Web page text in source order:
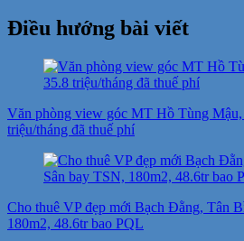
Điều hướng bài viết
Văn phòng view góc MT Hồ Tùng
triệu/tháng đã thuế phí
Cho thuê VP đẹp mới Bạch Đằng, Tân
180m2, 48.6tr bao PQL